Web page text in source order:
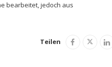
bearbeitet, jedoch aus
Teilen